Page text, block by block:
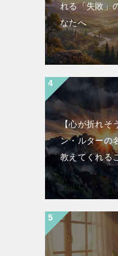
れる「失敗」
なたへ
【心が折れそ
ン・ルターの
教えてくれる